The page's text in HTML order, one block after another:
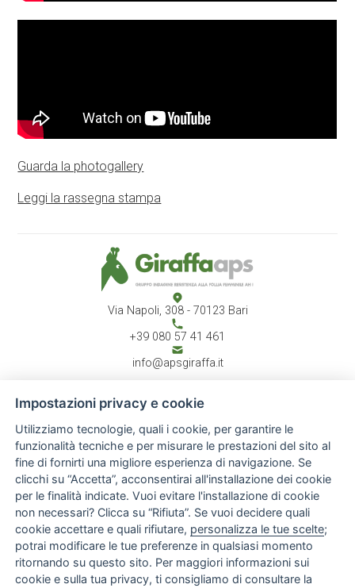
Guarda la photogallery
Leggi la rassegna stampa
Via Napoli, 308 - 70123 Bari
+39 080 57 41 461
info@apsgiraffa.it
CHI SIAMO
Associazione
Atto costitutivo
Report annuale
Staff
ATTIVITÀ
News & Eventi
Progetti
Rassegna stampa
Gallery
INFO UTILI
Normative & Documenti
Impostazioni privacy e cookie
Utilizziamo tecnologie, quali i cookie, per garantire le
funzionalità tecniche e per misurare le prestazioni del sito al
fine di fornirti una migliore esperienza di navigazione. Se
clicchi su “Accetta”, acconsentirai all'installazione dei cookie
per le finalità indicate. Vuoi evitare l'installazione di cookie
non necessari? Clicca su “Rifiuta”. Se vuoi decidere quali
cookie accettare e quali rifiutare, personalizza le tue scelte;
potrai modificare le tue preferenze in qualsiasi momento
ritornando su questo sito. Per maggiori informazioni sui
cookie e sulla tua privacy, ti consigliamo di consultare la